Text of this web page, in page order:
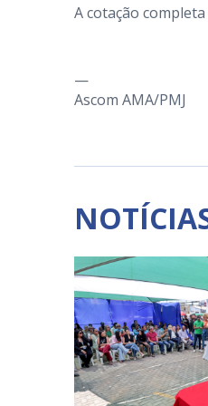
A cotação
—
Ascom AMA/PMJ